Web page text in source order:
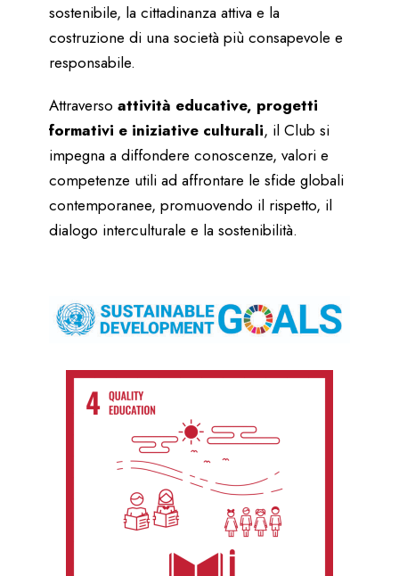
sostenibile, la cittadinanza attiva e la
costruzione di una società più consapevole e
responsabile.
Attraverso attività educative, progetti
formativi e iniziative culturali, il Club si
impegna a diffondere conoscenze, valori e
competenze utili ad affrontare le sfide globali
contemporanee, promuovendo il rispetto, il
dialogo interculturale e la sostenibilità.